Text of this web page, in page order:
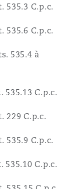
535.3 C.p.c.
535.6 C.p.c.
535.4 à
535.13 C.p.c.
229 C.p.c.
535.9 C.p.c.
535.10 C.p.c.